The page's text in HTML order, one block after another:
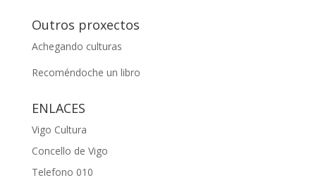
Outros proxectos
Achegando culturas
Recoméndoche un libro
ENLACES
Vigo Cultura
Concello de Vigo
Telefono 010